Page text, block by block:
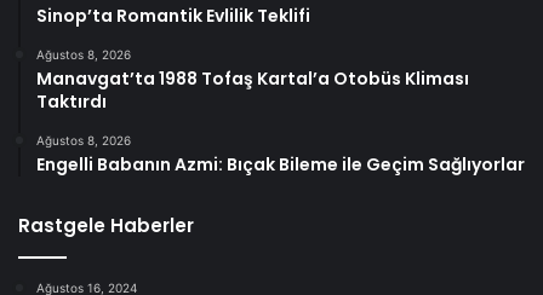
Sinop’ta Romantik Evlilik Teklifi
Ağustos 8, 2026
Manavgat’ta 1988 Tofaş Kartal’a Otobüs Kliması
Taktırdı
Ağustos 8, 2026
Engelli Babanın Azmi: Bıçak Bileme ile Geçim Sağlıyorlar
Rastgele Haberler
Ağustos 16, 2024